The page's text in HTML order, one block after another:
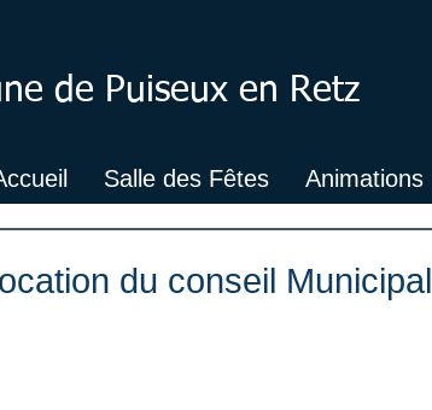
de Puiseux en Retz
Salle des Fêtes Animations
du conseil Municipal